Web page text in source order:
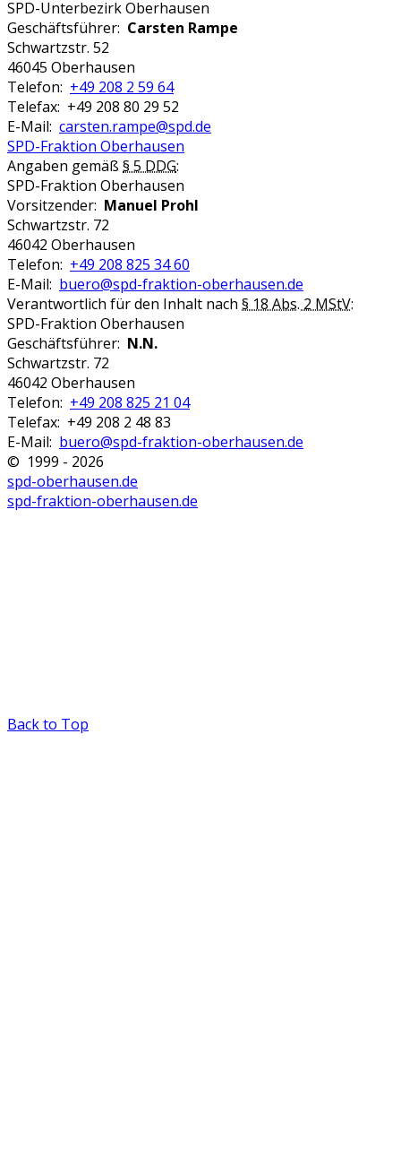
SPD-Unterbezirk Oberhausen
Geschäftsführer: Carsten Rampe
Schwartzstr. 52
46045 Oberhausen
Telefon: +49 208 2 59 64
Telefax: +49 208 80 29 52
E-Mail: carsten.rampe@spd.de
SPD-Fraktion Oberhausen
Angaben gemäß § 5 DDG:
SPD-Fraktion Oberhausen
Vorsitzender: Manuel Prohl
Schwartzstr. 72
46042 Oberhausen
Telefon: +49 208 825 34 60
E-Mail: buero@spd-fraktion-oberhausen.de
Verantwortlich für den Inhalt nach § 18 Abs. 2 MStV:
SPD-Fraktion Oberhausen
Geschäftsführer: N.N.
Schwartzstr. 72
46042 Oberhausen
Telefon: +49 208 825 21 04
Telefax: +49 208 2 48 83
E-Mail: buero@spd-fraktion-oberhausen.de
© 1999 - 2026
spd-oberhausen.de
spd-fraktion-oberhausen.de
Back to Top